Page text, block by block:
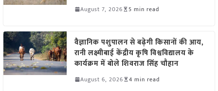
August 7, 2026 5 min read
वैज्ञानिक पशुपालन से बढ़ेगी किसानों की आय,
रानी लक्ष्मीबाई केंद्रीय कृषि विश्वविद्यालय के
कार्यक्रम में बोले शिवराज सिंह चौहान
August 6, 2026 4 min read